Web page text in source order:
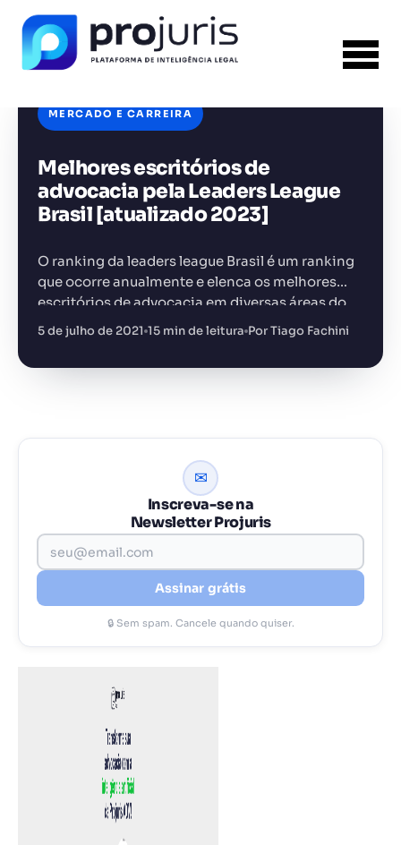
MERCADO E CARREIRA
Melhores escritórios de
advocacia pela Leaders League
Brasil [atualizado 2023]
O ranking da leaders league Brasil é um ranking
que ocorre anualmente e elenca os melhores
escritórios de advocacia em diversas áreas do
Direito. A Leaders League é uma editora
parisiense fundada…
5 de julho de 2021 15 min de leitura Por Tiago Fachini
✉
Inscreva-se na
Newsletter Projuris
Assinar grátis
🔒 Sem spam. Cancele quando quiser.
FERRAMENTA RECOMENDADA PARA ESTE
CONTEÚDO
Gestão de Contratos
+14.000 juristas